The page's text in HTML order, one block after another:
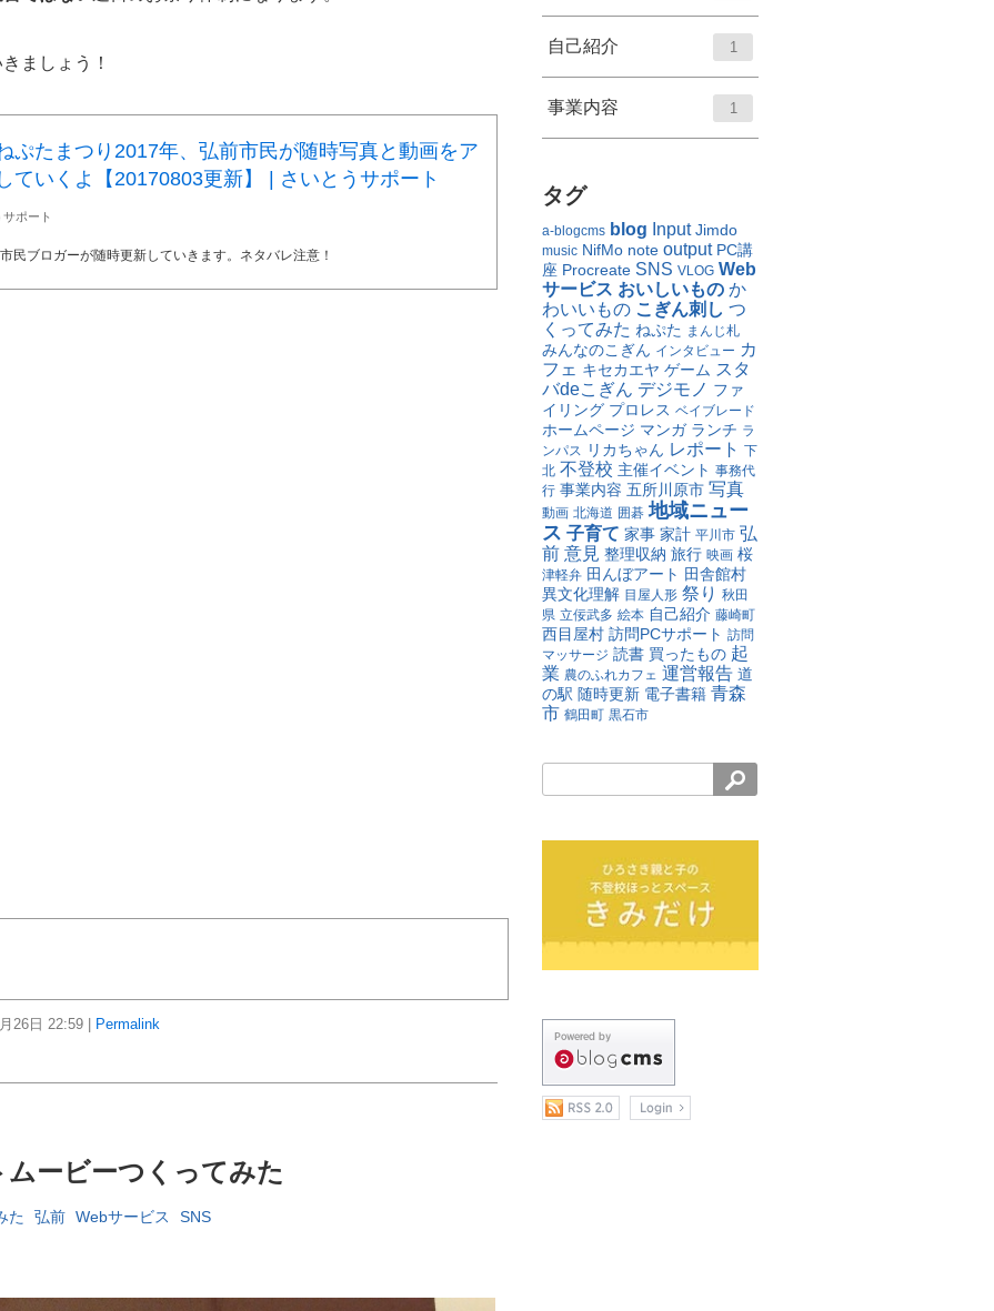
ましょう！
ぷたまつり2017年、弘前市民が随時写真と動画をア
ていくよ【20170803更新】 | さいとうサポート
ポート
民ブロガーが随時更新していきます。ネタバレ注意！
26日 22:59 Permalink
ムービーつくってみた
た 弘前 Webサービス
SNS
自己紹介 1
事業内容 1
タグ
a-blogcms blog Input Jimdo
music NifMo note output PC講
座 Procreate SNS VLOG Web
サービス おいしいもの か
わいいもの こぎん刺し つ
くってみた ねぷた まんじ札
みんなのこぎん インタビュー カ
フェ キセカエヤ ゲーム スタ
バdeこぎん デジモノ ファ
イリング プロレス ベイブレード
ホームページ マンガ ランチ ラ
ンパス リカちゃん レポート 下
北 不登校 主催イベント 事務代
行 事業内容 五所川原市 写真
動画 北海道 囲碁 地域ニュー
ス 子育て 家事 家計 平川市 弘
前 意見 整理収納 旅行 映画 桜
津軽弁 田んぼアート 田舎館村
異文化理解 目屋人形 祭り 秋田
県 立佞武多 絵本 自己紹介 藤崎町
西目屋村 訪問PCサポート 訪問
マッサージ 読書 買ったもの 起
業 農のふれカフェ 運営報告 道
の駅 随時更新 電子書籍 青森
市 鶴田町 黒石市